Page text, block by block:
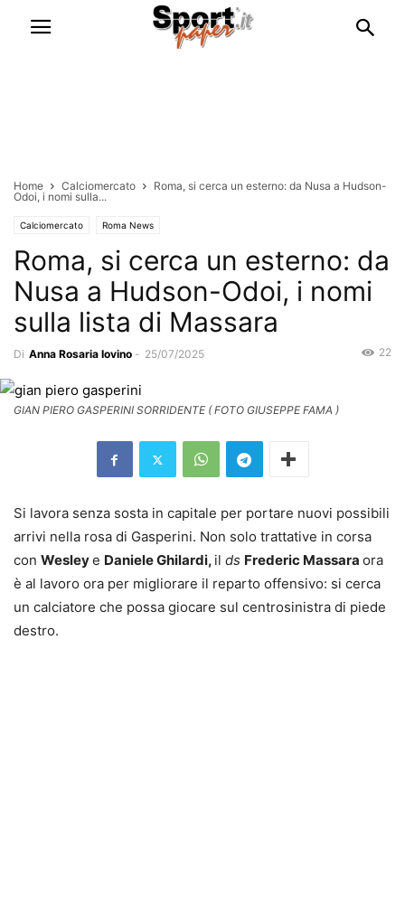
Home Calciomercato
Roma, si cerca un esterno: da Nusa a Hudson-
Odoi, i nomi sulla...
Calciomercato Roma News
Roma, si cerca un esterno: da
Nusa a Hudson-Odoi, i nomi
sulla lista di Massara
Di Anna Rosaria Iovino - 25/07/2025 22
GIAN PIERO GASPERINI SORRIDENTE ( FOTO GIUSEPPE FAMA )
Si lavora senza sosta in capitale per portare nuovi possibili
arrivi nella rosa di Gasperini. Non solo trattative in corsa
con Wesleye Daniele Ghilardi, il ds Frederic Massara ora
è al lavoro ora per migliorare il reparto offensivo: si cerca
un calciatore che possa giocare sul centrosinistra di piede
destro.